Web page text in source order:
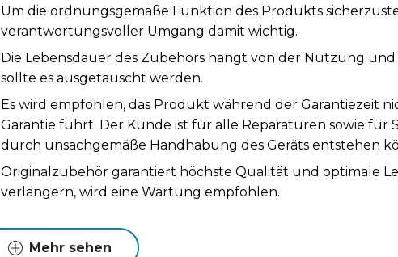
Um die ordnungsgemäße Funktion des Produkts
verantwortungsvoller Umgang damit wichtig.
Die Lebensdauer des Zubehörs hängt von der Nutzung
sollte es ausgetauscht werden.
Es wird empfohlen, das Produkt während der Garantiezeit
Garantie führt. Der Kunde ist für alle Reparaturen sowie
durch unsachgemäße Handhabung des Geräts entstehen
Originalzubehör garantiert höchste Qualität und optimale
verlängern, wird eine Wartung empfohlen.
Mehr sehen